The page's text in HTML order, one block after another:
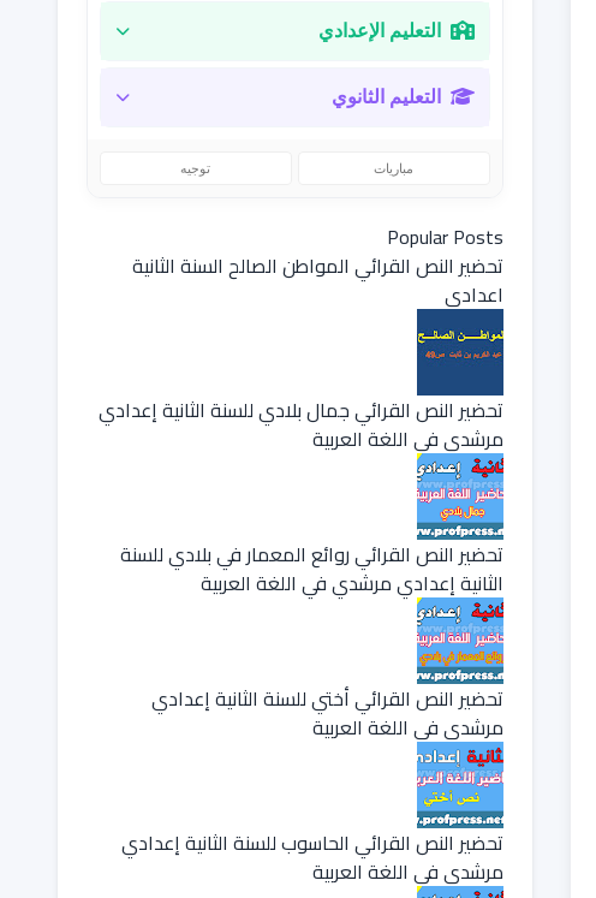
التعليم الإعدادي
التعليم الثانوي
مباريات توجيه
Popular Posts
تحضير النص القرائي المواطن الصالح السنة الثانية
اعدادي
تحضير النص القرائي جمال بلادي للسنة الثانية إعدادي
مرشدي في اللغة العربية
تحضير النص القرائي روائع المعمار في بلادي للسنة
الثانية إعدادي مرشدي في اللغة العربية
تحضير النص القرائي أختي للسنة الثانية إعدادي
مرشدي في اللغة العربية
تحضير النص القرائي الحاسوب للسنة الثانية إعدادي
مرشدي في اللغة العربية